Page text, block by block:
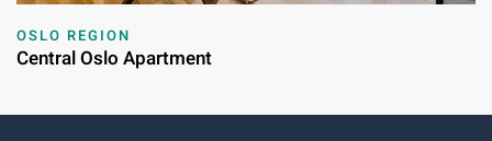
OSLO REGION
Central Oslo Apartment